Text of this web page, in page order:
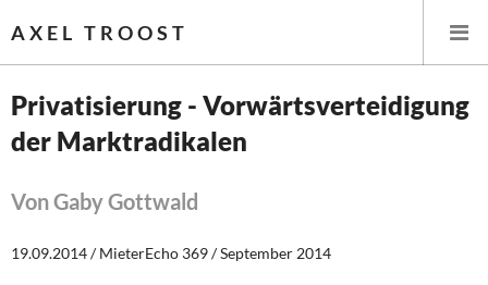
AXEL TROOST
Startseite
Themen
Leitlinien linker Wirtschafts- und Finanzpolitik
Privatisierung - Vorwärtsverteidigung
der Marktradikalen
Von Gaby Gottwald
19.09.2014 / MieterEcho 369 / September 2014